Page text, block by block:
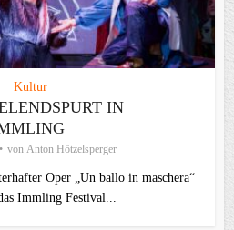
Kultur
IN
von Anton Hötzelsperger
Oper „Un ballo in maschera“
Immling Festival...